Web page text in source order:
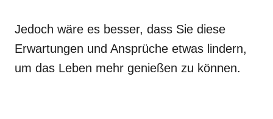
Jedoch wäre es besser, dass Sie diese
Erwartungen und Ansprüche etwas lindern,
um das Leben mehr genießen zu können.